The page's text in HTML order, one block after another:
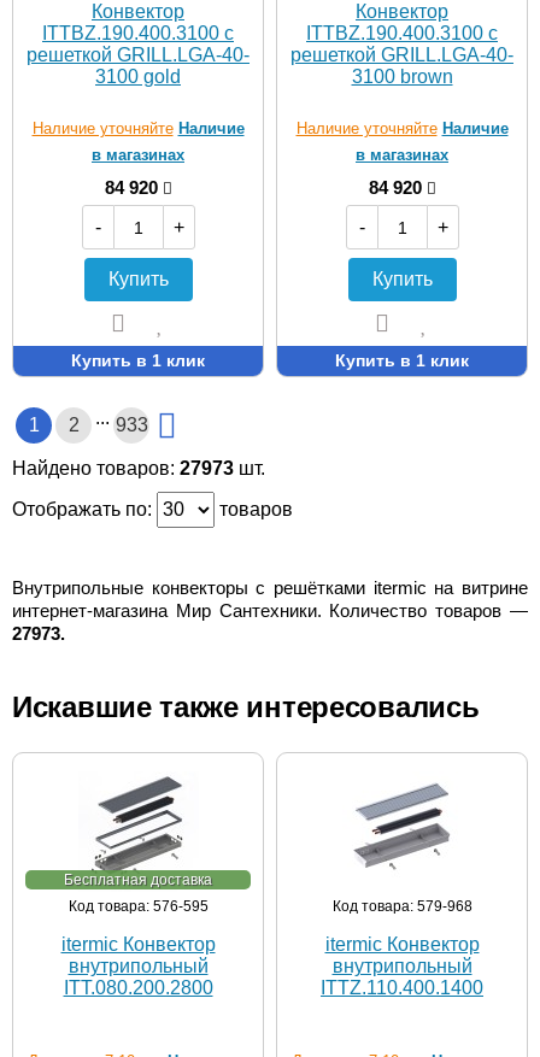
Конвектор
ITTBZ.190.400.3100 с
решеткой GRILL.LGA-40-
3100 gold
Наличие уточняйте Наличие
в магазинах
84 920
-
+
Купить
Купить в 1 клик
Конвектор
ITTBZ.190.400.3100 с
решеткой GRILL.LGA-40-
3100 brown
Наличие уточняйте Наличие
в магазинах
84 920
-
+
Купить
Купить в 1 клик
1 2 ... 933
Найдено товаров: 27973 шт.
Отображать по:
товаров
Внутрипольные конвекторы с решётками itermic на витрине
интернет-магазина Мир Сантехники. Количество товаров —
27973.
Искавшие также интересовались
Бесплатная доставка
Код товара: 576-595
itermic Конвектор
внутрипольный
ITT.080.200.2800
Код товара: 579-968
itermic Конвектор
внутрипольный
ITTZ.110.400.1400